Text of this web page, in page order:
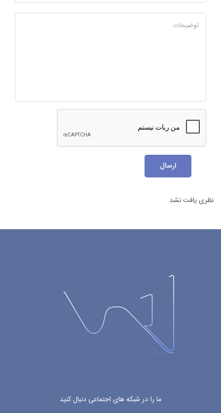
توضیحات
ارسال
نظری یافت نشد
ما را در شبکه های اجتماعی دنبال کنید